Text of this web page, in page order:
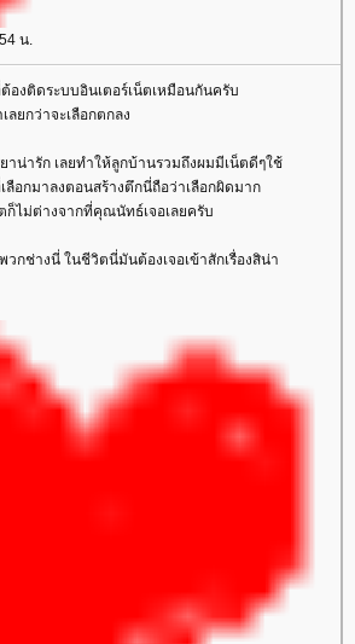
น.
งติดระบบอินเตอร์เน็ตเหมือนกันครับ
ลยกว่าจะเลือกตกลง
น่ารัก เลยทำให้ลูกบ้านรวมถึงผมมีเน็ตดีๆใช้
อกมาลงตอนสร้างตึกนี่ถือว่าเลือกผิดมาก
ไม่ต่างจากที่คุณนัทธ์เจอเลยครับ
วกช่างนี่ ในชีวิตนี่มันต้องเจอเข้าสักเรื่องสิน่า